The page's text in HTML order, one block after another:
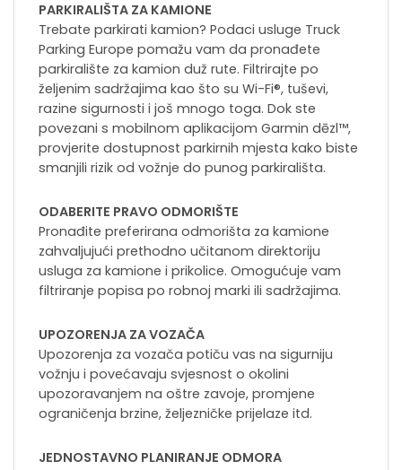
PARKIRALIŠTA ZA KAMIONE
Trebate parkirati kamion? Podaci usluge Truck
Parking Europe pomažu vam da pronađete
parkiralište za kamion duž rute. Filtrirajte po
željenim sadržajima kao što su Wi-Fi®, tuševi,
razine sigurnosti i još mnogo toga. Dok ste
povezani s mobilnom aplikacijom Garmin dēzl™,
provjerite dostupnost parkirnih mjesta kako biste
smanjili rizik od vožnje do punog parkirališta.
ODABERITE PRAVO ODMORIŠTE
Pronađite preferirana odmorišta za kamione
zahvaljujući prethodno učitanom direktoriju
usluga za kamione i prikolice. Omogućuje vam
filtriranje popisa po robnoj marki ili sadržajima.
UPOZORENJA ZA VOZAČA
Upozorenja za vozača potiču vas na sigurniju
vožnju i povećavaju svjesnost o okolini
upozoravanjem na oštre zavoje, promjene
ograničenja brzine, željezničke prijelaze itd.
JEDNOSTAVNO PLANIRANJE ODMORA